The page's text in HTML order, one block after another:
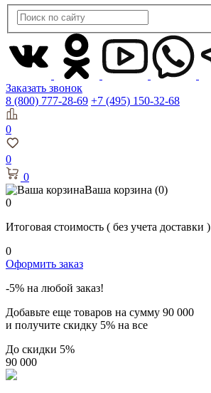
Заказать звонок
8 (800) 777-28-69 +7 (495) 150-32-68
0
0
0
Ваша корзина (0)
0
Итоговая стоимость ( без учета доставки )
0
Оформить заказ
-5% на любой заказ!
Добавьте еще товаров на сумму 90 000
и получите скидку 5% на все
До скидки 5%
90 000